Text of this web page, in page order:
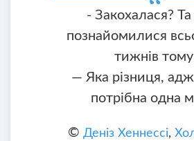
- Закохалася?
познайомилися
тижнів
— Яка різниця,
потрібна одна
© Деніз Хеннессі,